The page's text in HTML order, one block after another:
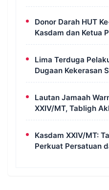
Silat Militer
Donor Darah HUT
Kasdam dan Ketua
Kepedulian untuk
Lima Terduga
Dugaan Kekerasan
Ditangkap Polresta
Lautan Jamaah
XXIV/MT, Tabligh
Das’ad Latif Penuh
Kasdam XXIV/MT:
Perkuat Persatuan